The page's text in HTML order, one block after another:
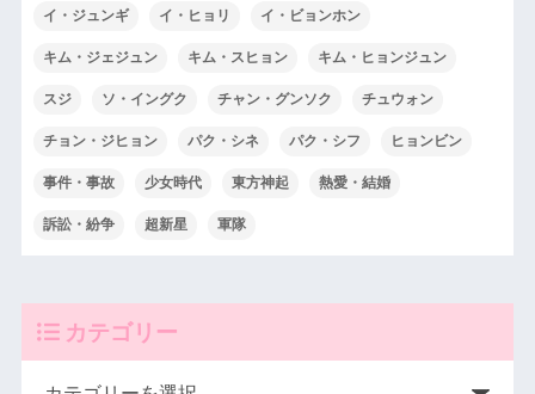
イ・ジュンギ イ・ヒョリ イ・ビョンホン
キム・ジェジュン キム・スヒョン キム・ヒョンジュン
スジ ソ・イングク チャン・グンソク チュウォン
チョン・ジヒョン パク・シネ パク・シフ ヒョンビン
事件・事故 少女時代 東方神起 熱愛・結婚
訴訟・紛争 超新星 軍隊
カテゴリー